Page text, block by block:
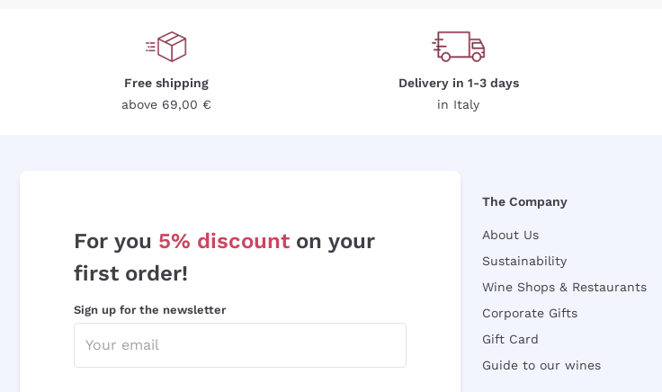
Free shipping
above 69,00 €
Delivery in 1-3 days
in Italy
For you 5% discount on your
first order!
Sign up for the newsletter
The Company
About Us
Sustainability
Wine Shops & Restaurants
Corporate Gifts
Gift Card
Guide to our wines